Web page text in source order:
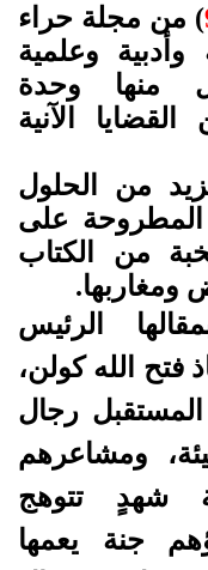
) من مجلة حراء
وعلمية
منها وحدة
الآنية
من الحلول
المطروحة على
من الكتاب
ومغاربها.
الرئيس
فتح الله كولن،
رجال
ومشاعرهم
شهدٍ تتوهج
جنة يعمها